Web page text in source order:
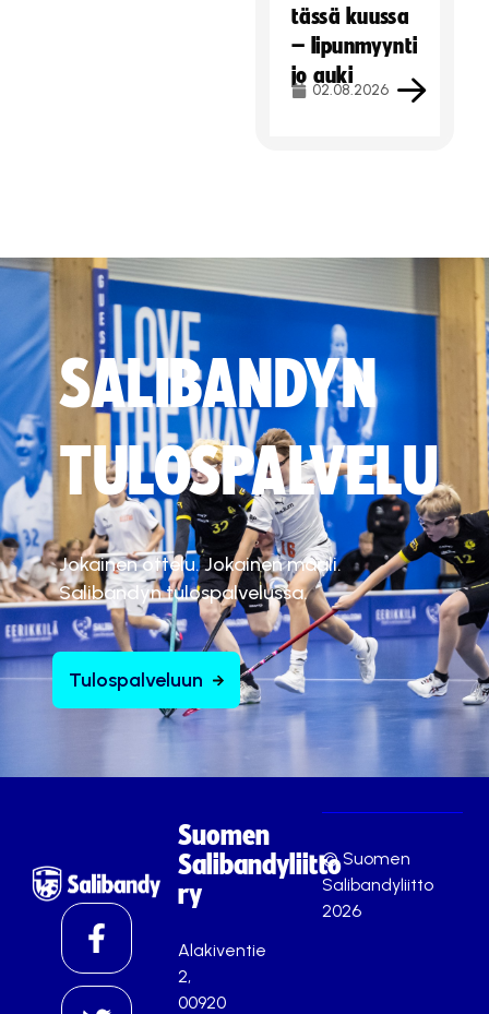
tässä kuussa
– lipunmyynti
jo auki
02.08.2026
SALIBANDYN
TULOSPALVELU
Jokainen ottelu. Jokainen maali.
Salibandyn tulospalvelussa.
Tulospalveluun
Suomen
Salibandyliitto
ry
Alakiventie
2,
00920
© Suomen
Salibandyliitto
2026